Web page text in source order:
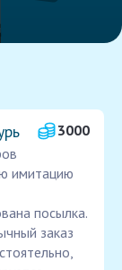
3000
имитацию
посылка.
заказ